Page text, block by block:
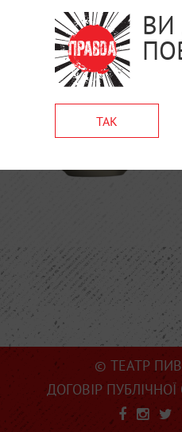
© ТЕАТР
ДОГОВІР
ВИ
ТАК